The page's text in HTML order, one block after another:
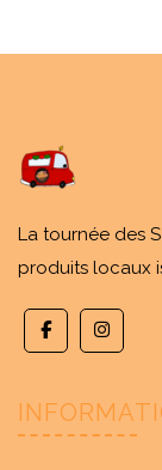
La tournée des
produits locaux